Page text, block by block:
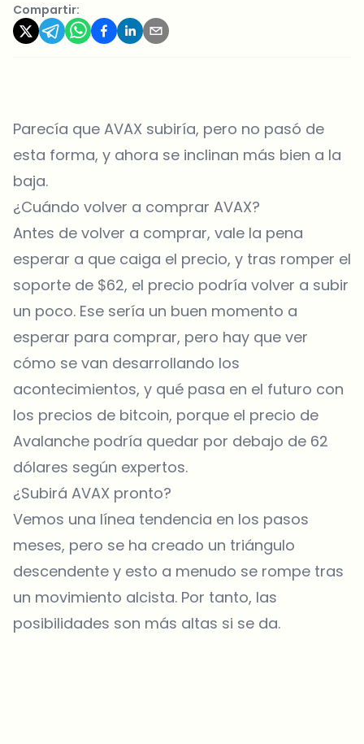
Compartir:
Parecía que AVAX subiría, pero no pasó de
esta forma, y ahora se inclinan más bien a la
baja.
¿Cuándo volver a comprar AVAX?
Antes de volver a comprar, vale la pena
esperar a que caiga el precio, y tras romper el
soporte de $62, el precio podría volver a subir
un poco. Ese sería un buen momento a
esperar para comprar, pero hay que ver
cómo se van desarrollando los
acontecimientos, y qué pasa en el futuro con
los precios de bitcoin, porque el precio de
Avalanche podría quedar por debajo de 62
dólares según expertos.
¿Subirá AVAX pronto?
Vemos una línea tendencia en los pasos
meses, pero se ha creado un triángulo
descendente y esto a menudo se rompe tras
un movimiento alcista. Por tanto, las
posibilidades son más altas si se da.